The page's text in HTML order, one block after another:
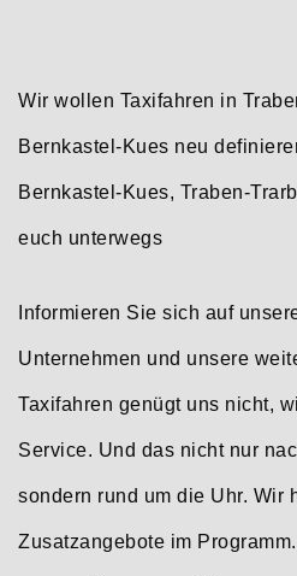
Wir wollen Taxifahren in
Bernkastel-Kues neu
Bernkastel-Kues, Traben-
euch unterwegs
Informieren Sie sich auf
Unternehmen und unsere
Taxifahren genügt uns nicht,
Service. Und das nicht nur
sondern rund um die Uhr. Wir
Zusatzangebote im